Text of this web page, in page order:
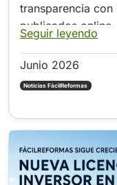
transparencia
publicados online
Seguir leyendo
Junio 2026
Noticias FácilReformas